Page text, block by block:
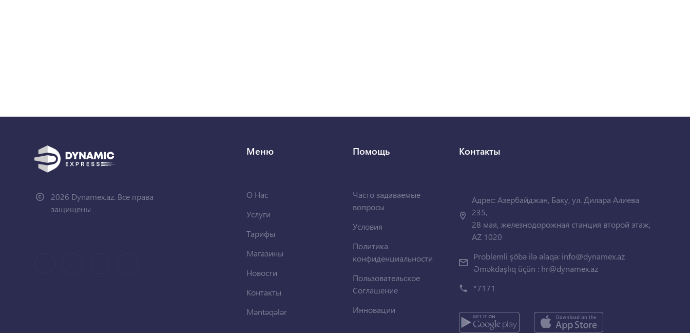
2026 Dynamex.az. Все права
защищены
Меню
О Нас
Услуги
Тарифы
Магазины
Новости
Контакты
Məntəqələr
Помощь
Часто задаваемые
вопросы
Условия
Политика
конфиденциальности
Пользовательское
Соглашение
Инновации
Контакты
Адрес: Азербайджан, Баку, ул. Дилара Алиева
235,
28 мая, железнодорожная станция второй этаж,
AZ 1020
Problemli şöbə ilə əlaqə: info@dynamex.az
Əməkdaşlıq üçün : hr@dynamex.az
*7171